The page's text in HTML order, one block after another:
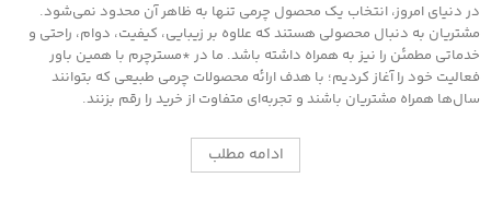
در دنیای امروز، انتخاب یک محصول چرمی تنها به ظاهر آن محدود نمی‌شود.
مشتریان به دنبال محصولی هستند که علاوه بر زیبایی، کیفیت، دوام، راحتی و
خدماتی مطمئن را نیز به همراه داشته باشد. ما در *مسترچرم با همین باور
فعالیت خود را آغاز کردیم؛ با هدف ارائه محصولات چرمی طبیعی که بتوانند
سال‌ها همراه مشتریان باشند و تجربه‌ای متفاوت از خرید را رقم بزنند.
ادامه مطلب